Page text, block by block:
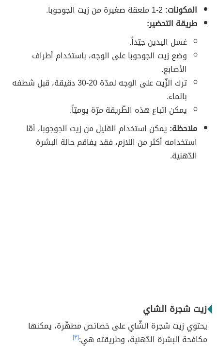
المكونات:
طريقة التحضير:
غسل اليدين جيّداً.
وضع زيت الجوحوبا على الوجه، باستخدام أطراف
الأصابع.
ترك الزّيت على الوجه لمدّة 20-30 دقيقة، قبل شطفه
بالماء.
يمكن اتباع هذه الطّريقة مرّة يوميّاً.
ملاحظة: يمكن استخدام القليل من زيت الجوجوبا، أمّا
استخدامه أكثر من اللازم، فقد يفاقم حالة البشرة
الدّهنية.
زيت شجرة الشاي
يحتوي زيت شجرة الشّاي على خصائص مطهّرة، يمكنها
مكافحة البشرة الدّهنية، وطريقته هي:[٣]